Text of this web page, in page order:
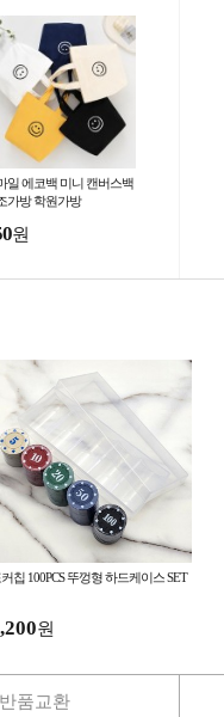
일 에코백 미니 캔버스백
가방 학원가방
원
칩 100PCS 뚜껑형 하드케이스 SET
원
반품교환